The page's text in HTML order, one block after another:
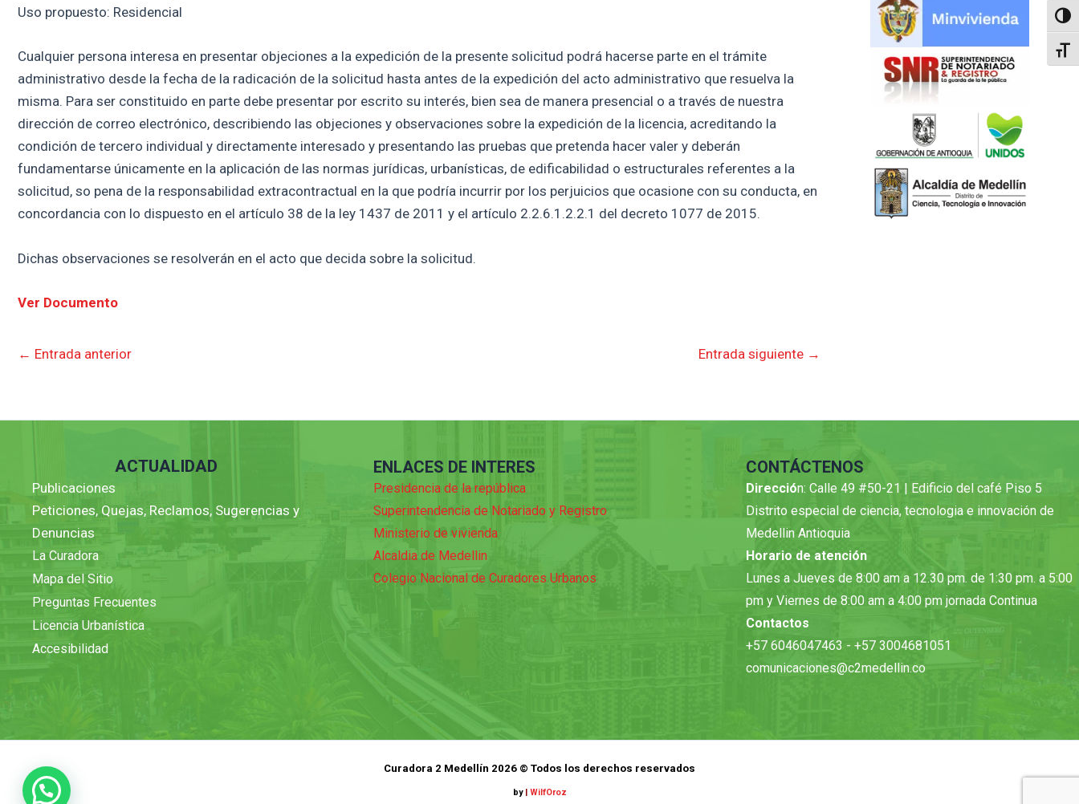
Uso propuesto: Residencial
Cualquier persona interesa en presentar objeciones a la expedición de la presente solicitud podrá hacerse parte en el trámite
administrativo desde la fecha de la radicación de la solicitud hasta antes de la expedición del acto administrativo que resuelva la
misma. Para ser constituido en parte debe presentar por escrito su interés, bien sea de manera presencial o a través de nuestra
dirección de correo electrónico, describiendo las objeciones y observaciones sobre la expedición de la licencia, acreditando la
condición de tercero individual y directamente interesado y presentando las pruebas que pretenda hacer valer y deberán
fundamentarse únicamente en la aplicación de las normas jurídicas, urbanísticas, de edificabilidad o estructurales referentes a la
solicitud, so pena de la responsabilidad extracontractual en la que podría incurrir por los perjuicios que ocasione con su conducta, en
concordancia con lo dispuesto en el artículo 38 de la ley 1437 de 2011 y el artículo 2.2.6.1.2.2.1 del decreto 1077 de 2015.
Dichas observaciones se resolverán en el acto que decida sobre la solicitud.
Ver Documento
← Entrada anterior Entrada siguiente →
ACTUALIDAD
Publicaciones
Peticiones, Quejas, Reclamos, Sugerencias y
Denuncias
La Curadora
Mapa del Sitio
Preguntas Frecuentes
Licencia Urbanística
Accesibilidad
ENLACES DE INTERES
Presidencia de la república
Superintendencia de Notariado y Registro
Ministerio de vivienda
Alcaldia de Medellin
Colegio Nacional de Curadores Urbanos
CONTÁCTENOS
Dirección: Calle 49 #50-21 | Edificio del café Piso 5
Distrito especial de ciencia, tecnologia e innovación de
Medellin Antioquia
Horario de atención
Lunes a Jueves de 8:00 am a 12.30 pm. de 1:30 pm. a 5:00
pm y Viernes de 8:00 am a 4:00 pm jornada Continua
Contactos
+57 6046047463 - +57 3004681051
comunicaciones@c2medellin.co
Curadora 2 Medellín 2026 © Todos los derechos reservados
by| WilfOroz